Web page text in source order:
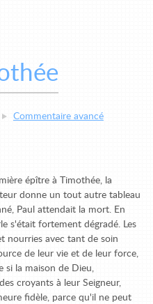
Commentaire avancé
épître à Timothée, la
donne un tout autre tableau
Paul attendait la mort. En
s'était fortement dégradé. Les
nourries avec tant de soin
de leur vie et de leur force,
si la maison de Dieu,
croyants à leur Seigneur,
fidèle, parce qu'il ne peut